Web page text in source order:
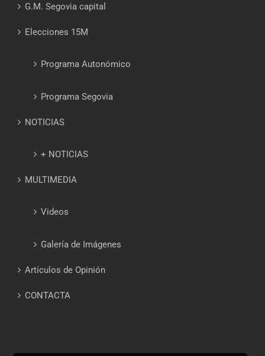
G.M. Segovia capital
Elecciones 15M
Programa Autonómico
Programa Segovia
NOTICIAS
+ NOTICIAS
MULTIMEDIA
Videos
Galería de Imágenes
Artículos de Opinión
CONTACTA